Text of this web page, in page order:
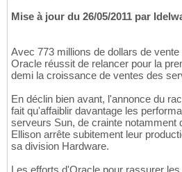
Mise à jour du 26/05/2011 par
Avec 773 millions de dollars de
Oracle réussit de relancer pour la
demi la croissance de ventes des
En déclin bien avant, l'annonce du
fait qu'affaiblir davantage les
serveurs Sun, de crainte notamment
Ellison arrête subitement leur
sa division Hardware.